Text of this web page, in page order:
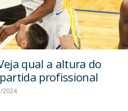
qual a altura do
profissional
2024